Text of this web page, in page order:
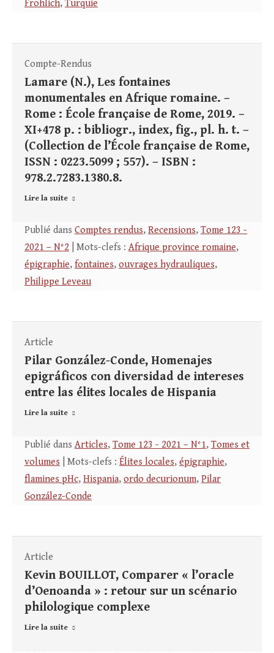
Fröhlich, Turquie
Compte-Rendus
Lamare (N.), Les fontaines
monumentales en Afrique romaine. –
Rome : École française de Rome, 2019. –
XI+478 p. : bibliogr., index, fig., pl. h. t. –
(Collection de l’École française de Rome,
ISSN : 0223.5099 ; 557). – ISBN :
978.2.7283.1380.8.
Lire la suite
Publié dans Comptes rendus, Recensions, Tome 123 -
2021 – N°2 | Mots-clefs : Afrique province romaine,
épigraphie, fontaines, ouvrages hydrauliques,
Philippe Leveau
Article
Pilar González-Conde, Homenajes
epigráficos con diversidad de intereses
entre las élites locales de Hispania
Lire la suite
Publié dans Articles, Tome 123 - 2021 – N°1, Tomes et
volumes | Mots-clefs : Élites locales, épigraphie,
flamines pHc, Hispania, ordo decurionum, Pilar
González-Conde
Article
Kevin BOUILLOT, Comparer « l’oracle
d’Oenoanda » : retour sur un scénario
philologique complexe
Lire la suite